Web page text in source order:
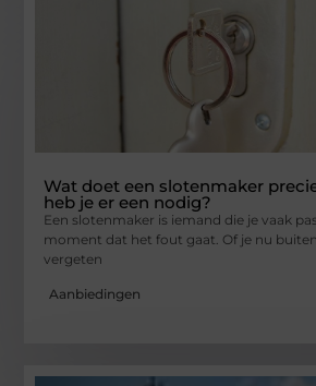
Wat doet een slotenmaker
heb je er een nodig?
Een slotenmaker is iemand die je vaak
moment dat het fout gaat. Of je nu
vergeten
Aanbiedingen